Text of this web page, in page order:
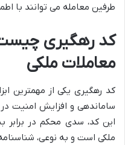
طرفین معامله می توانند با
کد رهگیری
معاملات ملکی
کد رهگیری یکی از مهمترین
ساماندهی و افزایش امنیت
این کد، سدی محکم در برابر
ملکی است و به نوعی،